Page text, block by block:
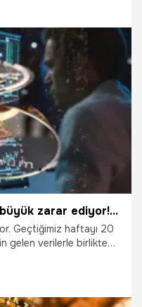
3.2 oldu. İşte kripto
Kripto parada bunu yapan büyük zarar ediyor! Yatırımcıya kritik uyarı geldi
Geçtiğimiz haftayı 20
gelen verilerle birlikte